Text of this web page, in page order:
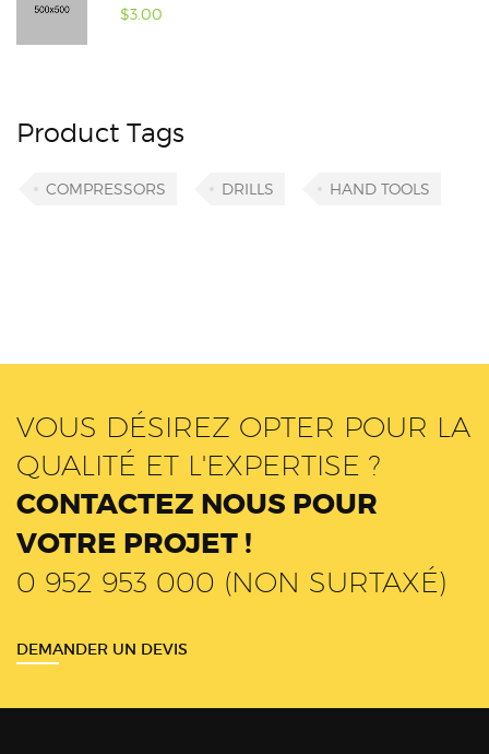
$3.00
Product Tags
COMPRESSORS DRILLS HAND TOOLS
VOUS DÉSIREZ OPTER POUR LA
QUALITÉ ET L'EXPERTISE ?
CONTACTEZ NOUS POUR
VOTRE PROJET !
0 952 953 000 (NON SURTAXÉ)
DEMANDER UN DEVIS